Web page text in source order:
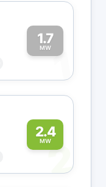
1.7
MW1
2.4
MW2